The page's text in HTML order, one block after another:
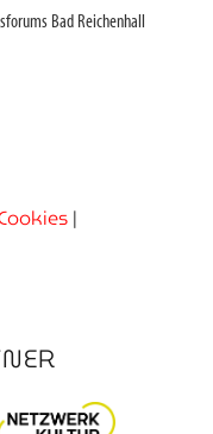
Bad Reichenhall
|